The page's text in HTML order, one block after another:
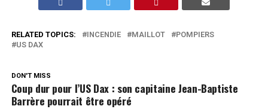
RELATED TOPICS: INCENDIE MAILLOT
POMPIERS
US DAX
DON'T MISS
Coup dur pour l’US Dax : son capitaine Jean-Baptiste
Barrère pourrait être opéré